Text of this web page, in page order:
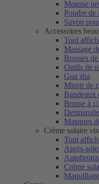
Mousse
Poudre de
Savon
Accessoires
Tout
Massage
Brosses
Outils de
Gua sha
Miroir de
Bandeaux
Brosse à
Masques
Crème solaire
Tout
Après-
Crème